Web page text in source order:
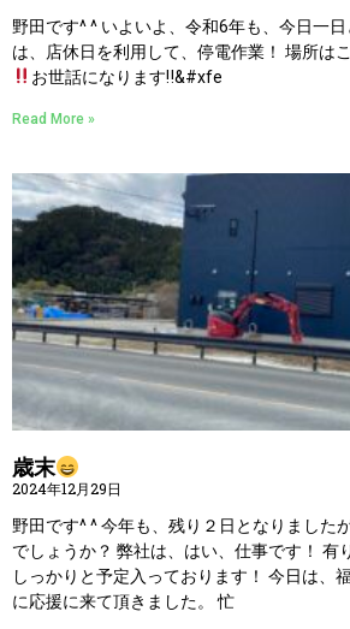
野田です^ ^ いよいよ、令和6年も、今日一
は、店休日を利用して、停電作業！ 場所は
お世話になります‼&#xfe
Read More »
歳末
2024年12月29日
野田です^ ^ 今年も、残り２日となりました
でしょうか？ 弊社は、はい、仕事です！ 有
しっかりと予定入っております！ 今日は、
に応援に来て頂きました。 忙